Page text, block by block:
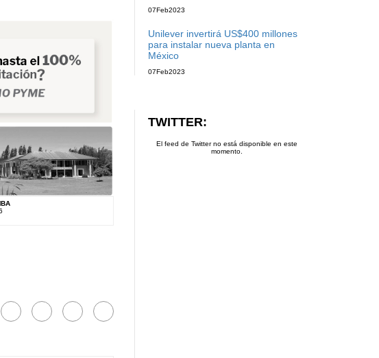
07Feb2023
Unilever invertirá US$400 millones
para instalar nueva planta en
México
07Feb2023
TWITTER:
El feed de Twitter no está disponible en este
momento.